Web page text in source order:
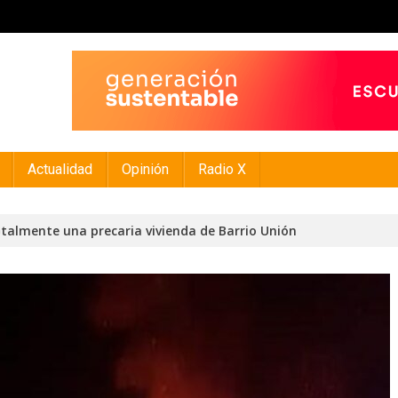
Actualidad Opinión Radio X
una precaria vivienda de Barrio Unión